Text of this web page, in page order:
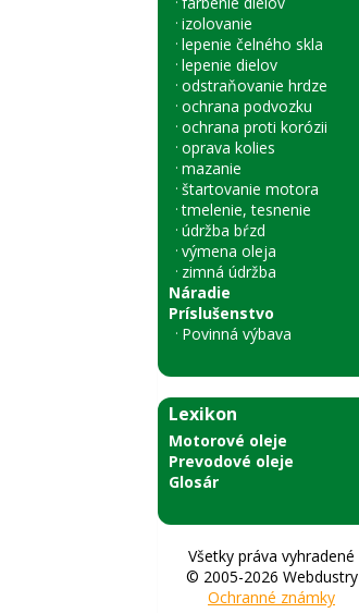
izolovanie
lepenie čelného skla
lepenie dielov
odstraňovanie hrdze
ochrana podvozku
ochrana proti korózii
oprava kolies
mazanie
štartovanie motora
tmelenie, tesnenie
údržba bŕzd
výmena oleja
zimná údržba
Náradie
Príslušenstvo
Povinná výbava
Lexikon
Motorové oleje
Prevodové oleje
Glosár
Všetky práva vyhradené
© 2005-2026 Webdustry
Ochranné známky